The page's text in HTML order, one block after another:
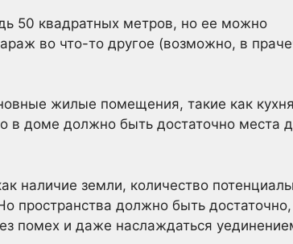
50 квадратных метров, но ее можно
во что-то другое (возможно, в
жилые помещения, такие как
в доме должно быть достаточно места
наличие земли, количество
пространства должно быть
помех и даже наслаждаться